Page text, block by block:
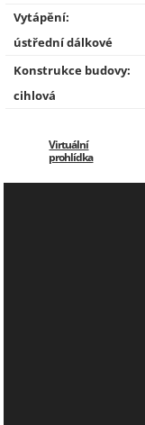
Vytápění:
ústřední dálkové
Konstrukce budovy:
cihlová
Virtuální
prohlídka